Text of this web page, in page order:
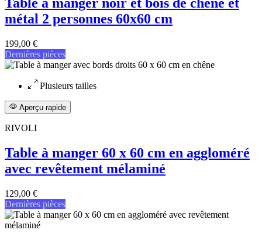
métal 2 personnes 60x60 cm
199,00 €
Dernières pièces
Plusieurs tailles
Aperçu rapide
RIVOLI
Table à manger 60 x 60 cm en aggloméré
avec revêtement mélaminé
129,00 €
Dernières pièces